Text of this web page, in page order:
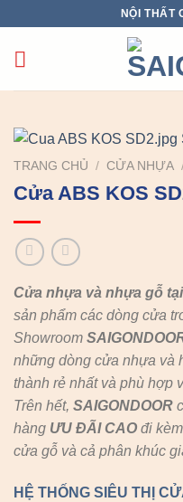
nội
NỘI THẤT
TRANG CHỦ / CỬA NHỰA
Cửa ABS KOS
Cửa nhựa và nhựa gỗ
sản phẩm các dòng cửa
Showroom
những dòng cửa nhựa và
thành rẻ nhất và phù hợp
Trên hết, SAIGONDOOR
hàng ƯU ĐÃI CAO đi
cửa gỗ và cả phân khúc
HỆ THỐNG SIÊU THỊ